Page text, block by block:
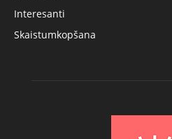
Interesanti
Skaistumkopšana